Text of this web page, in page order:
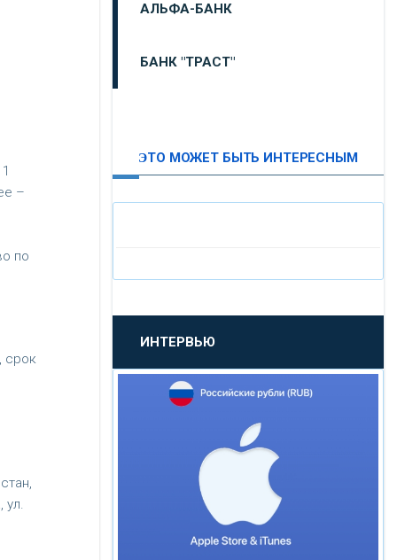
–
по
срок
ул.
АЛЬФА-БАНК
БАНК "ТРАСТ"
«ПРОМСВЯЗЬБАНК»
«НОВИКОМБАНК»
«СМП БАНК»
«ВНЕШПРОМБАНК»
ЭТО МОЖЕТ БЫТЬ ИНТЕРЕСНЫМ
ИНТЕРВЬЮ